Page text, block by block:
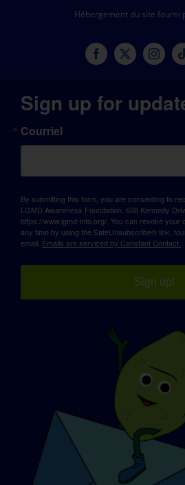
Hébergement du site fourni
Sign up for
Courriel
By submitting this form, you are consenting to
LGMD Awareness Foundation, 638 Kennedy
https://www.lgmd-info.org/. You can revoke your
any time by using the SafeUnsubscribe® link,
email. Emails are serviced by Constant Contact.
Sign up!